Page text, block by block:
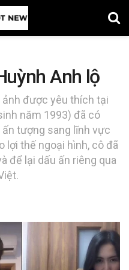
Anh lộ
được yêu thích tại
năm 1993) đã có
tượng sang lĩnh vực
lợi thế ngoại hình, cô đã
để lại dấu ấn riêng qua